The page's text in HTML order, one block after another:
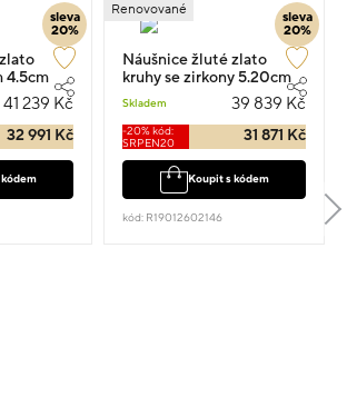
sleva
20%
4.5cm
41 239 Kč
32 991 Kč
sleva
20%
Renovované
Náušnice žluté zlato
kruhy se zirkony 5.20cm
Skladem 39 839 Kč
-20% kód:
SRPEN20
31 871 Kč
Koupit s kódem
kód: R19012602146